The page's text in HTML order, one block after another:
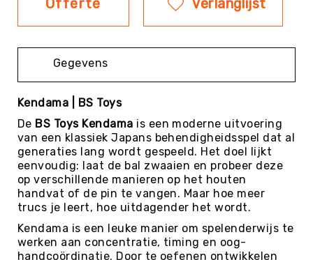
Hockey
Honk-
&
Softbal
Jeu
de
Boules
KanJam
Kin-
Ball
&
Omnikin®
Offerte Verlanglijst
Gegevens
Kendama | BS Toys
De BS Toys Kendama is een moderne uitvoering
van een klassiek Japans behendigheidsspel dat al
generaties lang wordt gespeeld. Het doel lijkt
eenvoudig: laat de bal zwaaien en probeer deze
op verschillende manieren op het houten
handvat of de pin te vangen. Maar hoe meer
trucs je leert, hoe uitdagender het wordt.
Kendama is een leuke manier om spelenderwijs te
werken aan concentratie, timing en oog-
handcoördinatie. Door te oefenen ontwikkelen